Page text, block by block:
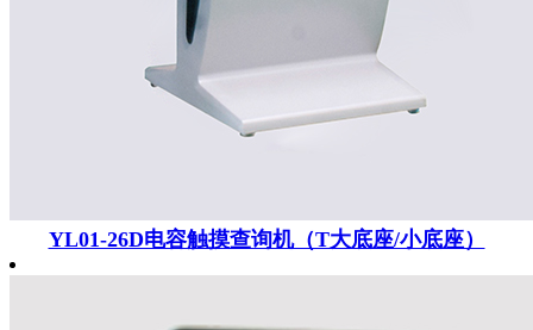
YL01-26D电容触摸查询机（T大底座/小底座）